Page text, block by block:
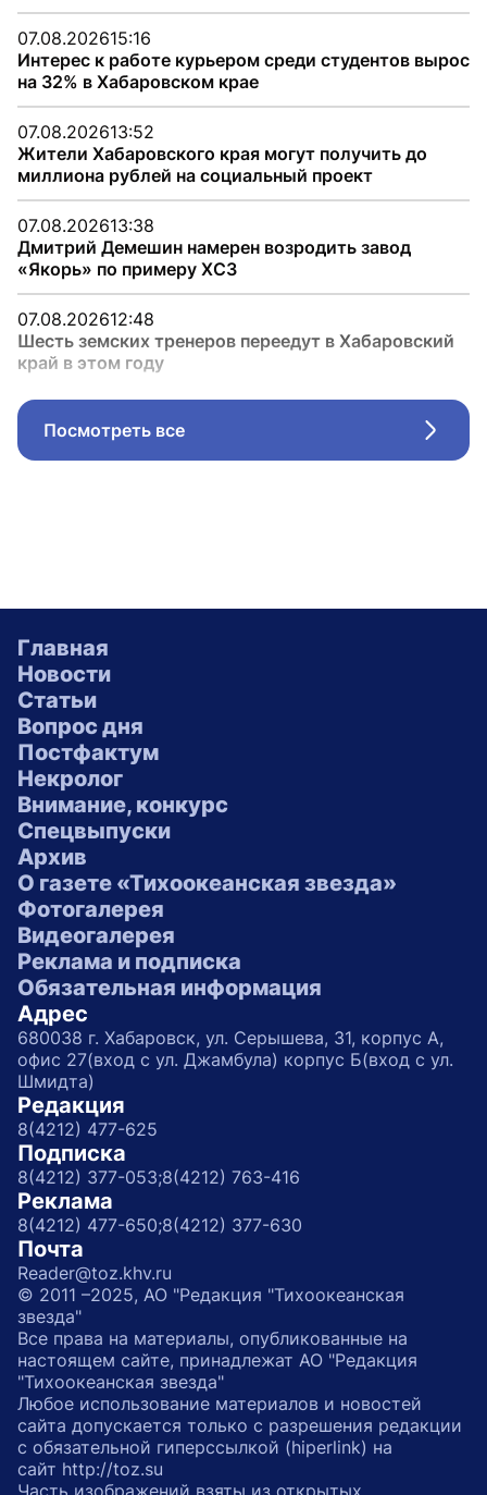
07.08.202615:16
Интерес к работе курьером среди студентов вырос
на 32% в Хабаровском крае
07.08.202613:52
Жители Хабаровского края могут получить до
миллиона рублей на социальный проект
07.08.202613:38
Дмитрий Демешин намерен возродить завод
«Якорь» по примеру ХСЗ
07.08.202612:48
Шесть земских тренеров переедут в Хабаровский
край в этом году
Посмотреть все
Главная
Новости
Статьи
Вопрос дня
Постфактум
Некролог
Внимание, конкурс
Спецвыпуски
Архив
О газете «Тихоокеанская звезда»
Фотогалерея
Видеогалерея
Реклама и подписка
Обязательная информация
Адрес
680038 г. Хабаровск, ул. Серышева, 31, корпус А,
офис 27(вход с ул. Джамбула) корпус Б(вход с ул.
Шмидта)
Редакция
8(4212) 477-625
Подписка
8(4212) 377-053;8(4212) 763-416
Реклама
8(4212) 477-650;8(4212) 377-630
Почта
Reader@toz.khv.ru
© 2011 –2025, АО "Редакция "Тихоокеанская
звезда"
Все права на материалы, опубликованные на
настоящем сайте, принадлежат АО "Редакция
"Тихоокеанская звезда"
Любое использование материалов и новостей
сайта допускается только с разрешения редакции
с обязательной гиперссылкой (hiperlink) на
сайт http://toz.su
Часть изображений взяты из открытых